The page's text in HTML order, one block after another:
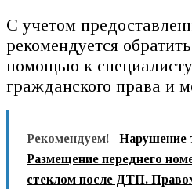
С учетом
рекомендуется
помощью к
гражданского права и
Рекомендуем!
Нарушение
Размещение переднего
стеклом после ДТП.